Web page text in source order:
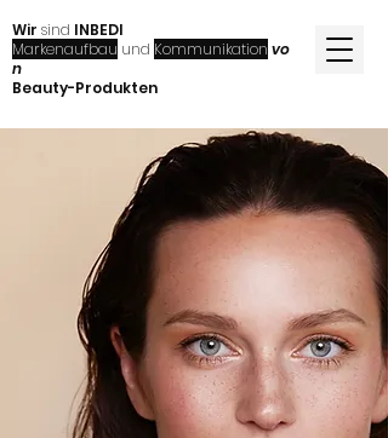
Wir sind INBEDI
Markenaufbau und Kommunikation vo
n
Beauty-Produkten